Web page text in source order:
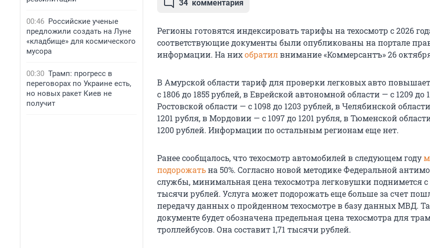
00:46 Российские ученые
предложили создать на Луне
«кладбище» для космического
мусора
00:30 Трамп: прогресс в
переговорах по Украине есть,
но новых ракет Киев не
получит
34 комментария
Регионы готовятся индексировать тарифы на техосмотр с 2026
соответствующие документы были опубликованы на портале
информации. На нихобратилвнимание «Коммерсантъ» 26
В Амурской области тариф для проверки легковых авто
с 1806 до 1855 рублей, в Еврейской автономной области — с 1209 до
Ростовской области — с 1098 до 1203 рублей, в Челябинской
1201 рубля, в Мордовии — с 1097 до 1201 рубля, в Тюменской
1200 рублей. Информации по остальным регионам еще нет.
Ранее сообщалось, что техосмотр автомобилей в следующем году
подорожатьна 50%. Согласно новой методике Федеральной
службы, минимальная цена техосмотра легковушки поднимется с
тысячи рублей. Услуга может подорожать еще больше за счет
передачу данных о пройденном техосмотре в базу данных МВД.
документе будет обозначена предельная цена техосмотра для
троллейбусов. Она составит 1,71 тысячи рублей.